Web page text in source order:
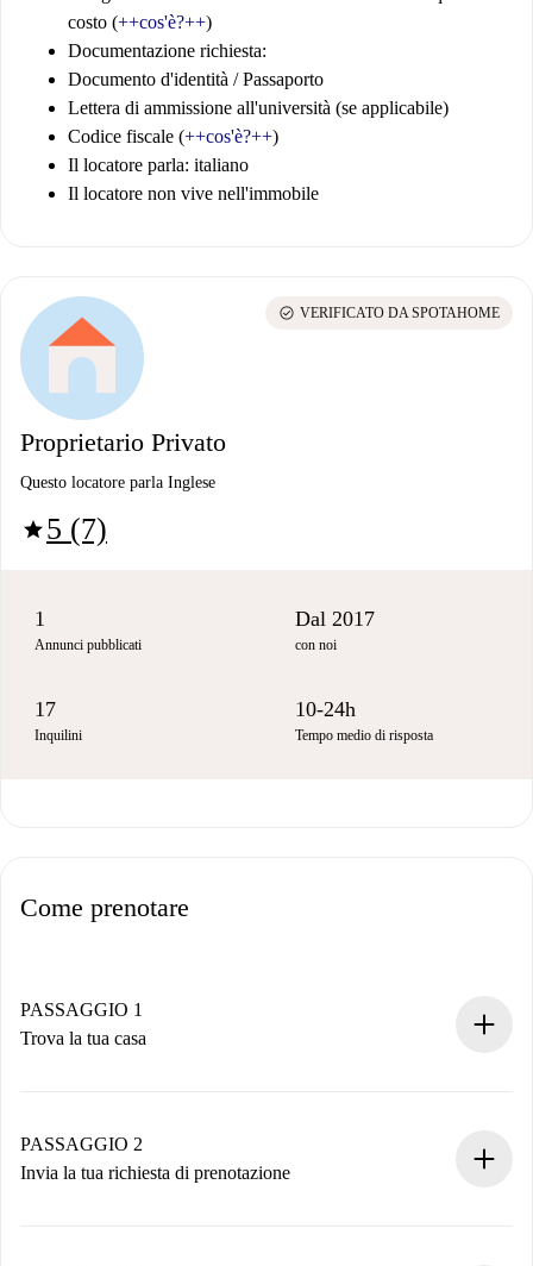
costo (++cos'è?++)
Documentazione richiesta:
Documento d'identità / Passaporto
Lettera di ammissione all'università (se applicabile)
Codice fiscale (++cos'è?++)
Il locatore parla: italiano
Il locatore non vive nell'immobile
Proprietario Privato
Questo locatore parla Inglese
star5 (7)
check_circle VERIFICATO DA SPOTAHOME
1
Annunci pubblicati
Dal 2017
con noi
17
Inquilini
10-24h
Tempo medio di risposta
Come prenotare
PASSAGGIO 1
Trova la tua casa
Hai tutte le informazioni necessarie in anticipo.
PASSAGGIO 2
Invia la tua richiesta di prenotazione